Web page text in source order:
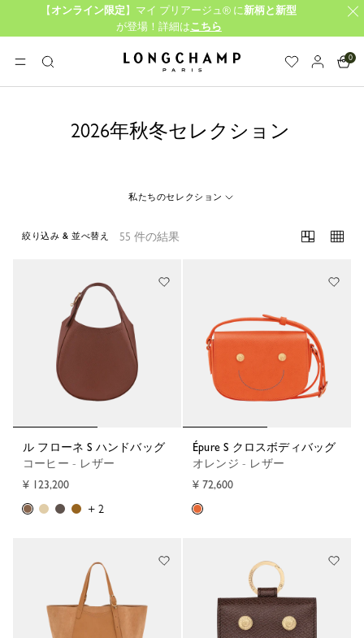
【 オンライン限定 】マイ プリアージュ® に 新柄と新型
が登場！詳細はこちら
メニュー
検
索
ロンシャン - ホーム
0
2026年秋冬セレクション
私たちのセレクション
55 件の結果
絞り込み & 並べ替え
ル フローネ S ハンドバッグ
コーヒー - レザー
¥ 123,200
+ 2
Épure S クロスボディバッグ
オレンジ - レザー
¥ 72,600